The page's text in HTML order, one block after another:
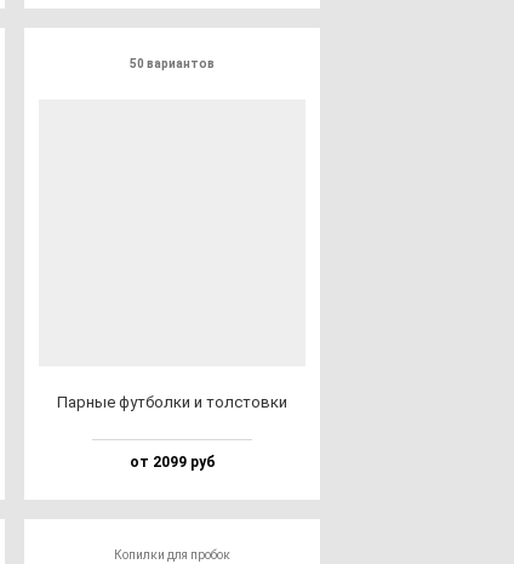
50 вариантов
Пар­ные фут­бол­ки и тол­стов­ки
от 2099 руб
Копилки для пробок